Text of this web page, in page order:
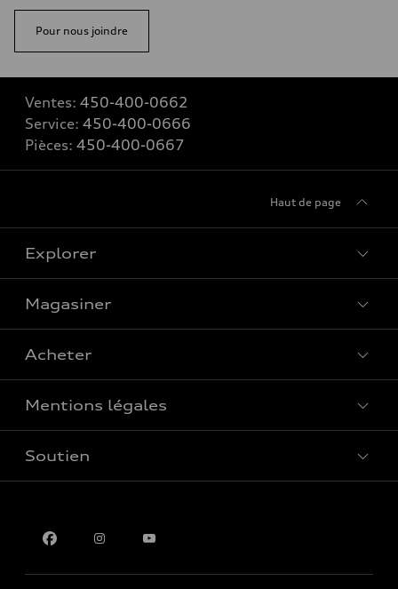
Pour nous joindre
Ventes: 450-400-0662
Service: 450-400-0666
Pièces: 450-400-0667
Haut de page
Explorer
Voir tous les modèles
Magasiner
Offres spéciales
Acheter
Réserver un essai routier
Mentions légales
Confidentialité
Soutien